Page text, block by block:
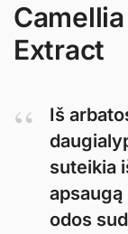
Extract
Iš
suteikia
odos